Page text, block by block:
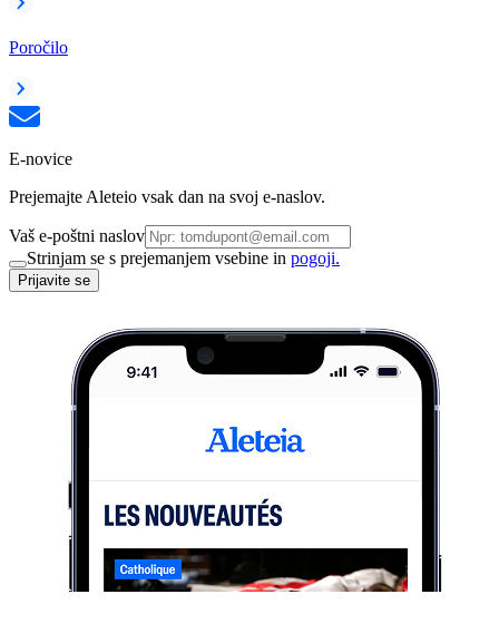
Poročilo
E-novice
Prejemajte Aleteio vsak dan na svoj e-naslov.
Vaš e-poštni naslov
Strinjam se s prejemanjem vsebine in pogoji.
Prijavite se